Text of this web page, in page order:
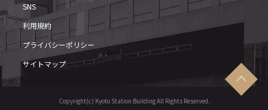
SNS
利用規約
プライバシーポリシー
サイトマップ
Copyright(c) Kyoto Station Building All Rights Reserved.